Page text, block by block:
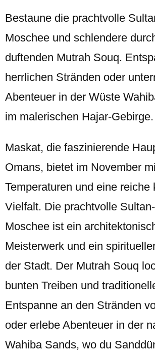
Bestaune die prachtvolle
Moschee und schlendere
duftenden Mutrah Souq.
herrlichen Stränden oder
Abenteuer in der Wüste
im malerischen Hajar-Gebirge.
Maskat, die faszinierende
Omans, bietet im November
Temperaturen und eine reiche
Vielfalt. Die prachtvolle
Moschee ist ein
Meisterwerk und ein
der Stadt. Der Mutrah Souq
bunten Treiben und
Entspanne an den Stränden
oder erlebe Abenteuer in der
Wahiba Sands, wo du